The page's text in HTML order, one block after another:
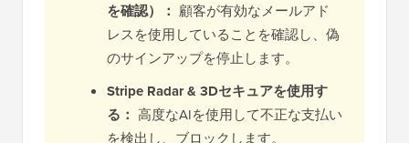
を確認）： 顧客が有効なメールアド
レスを使用していることを確認し、偽
のサインアップを停止します。
Stripe Radar & 3Dセキュアを使用す
る： 高度なAIを使用して不正な支払い
を検出し、ブロックします。